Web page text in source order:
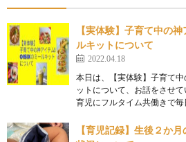
【実体験】子育て中の
ルキットについて
2022.04.18
本日は、【実体験】子育て
ットについて、お話をさせ
育児にフルタイム共働きで
【育児記録】生後２か